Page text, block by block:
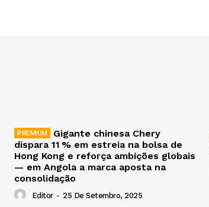
Gigante chinesa Chery
dispara 11 % em estreia na bolsa de
Hong Kong e reforça ambições globais
— em Angola a marca aposta na
consolidação
Editor - 25 De Setembro, 2025